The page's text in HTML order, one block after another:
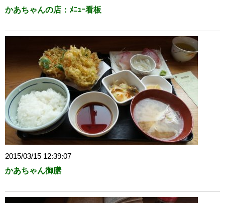
かあちゃんの店：ﾒﾆｭｰ看板
2015/03/15 12:39:07
かあちゃん御膳